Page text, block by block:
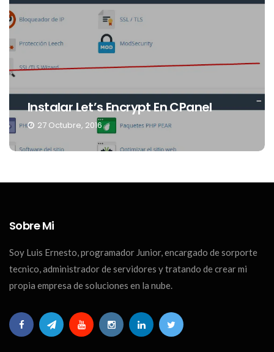
DNS 2016, Estos Son Los Mejores Y Los
Más Rápidos
9 Junio, 2016
Sobre Mi
Soy Luis Ernesto, programador Junior, encargado de sorporte
tecnico, administrador de servidores y tratando de crear mi
propia empresa de soluciones en la nube.